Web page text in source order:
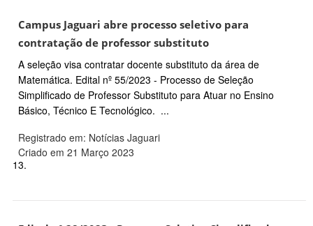
Campus Jaguari abre processo seletivo para
contratação de professor substituto
A seleção visa contratar docente substituto da área de
Matemática. Edital nº 55/2023 - Processo de Seleção
Simplificado de Professor Substituto para Atuar no Ensino
Básico, Técnico E Tecnológico. ...
Registrado em: Notícias Jaguari
Criado em 21 Março 2023
13.